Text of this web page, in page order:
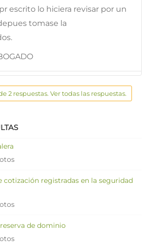
escrito lo hiciera revisar por un
tomase la
2 respuestas. Ver todas las respuestas.
cotización registradas en la seguridad
de dominio